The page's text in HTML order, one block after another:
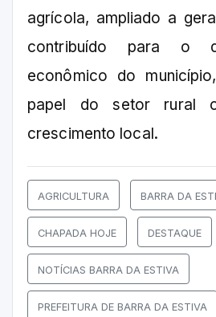
agrícola, ampliado a
contribuído para o
econômico do
papel do setor rural
crescimento local.
AGRICULTURA BARRA DA
CHAPADA HOJE DESTAQUE
NOTÍCIAS BARRA DA ESTIVA
PREFEITURA DE BARRA DA ESTIVA